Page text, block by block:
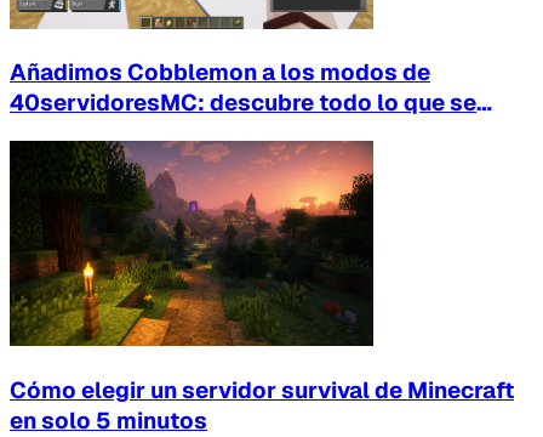
Añadimos Cobblemon a los modos de
40servidoresMC: descubre todo lo que se
puede hacer
Cómo elegir un servidor survival de Minecraft
en solo 5 minutos